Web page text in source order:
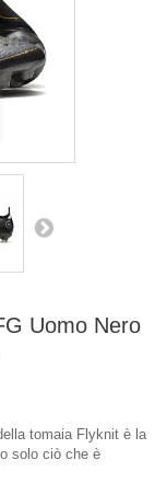
Uomo Nero
tomaia Flyknit è la
solo ciò che è